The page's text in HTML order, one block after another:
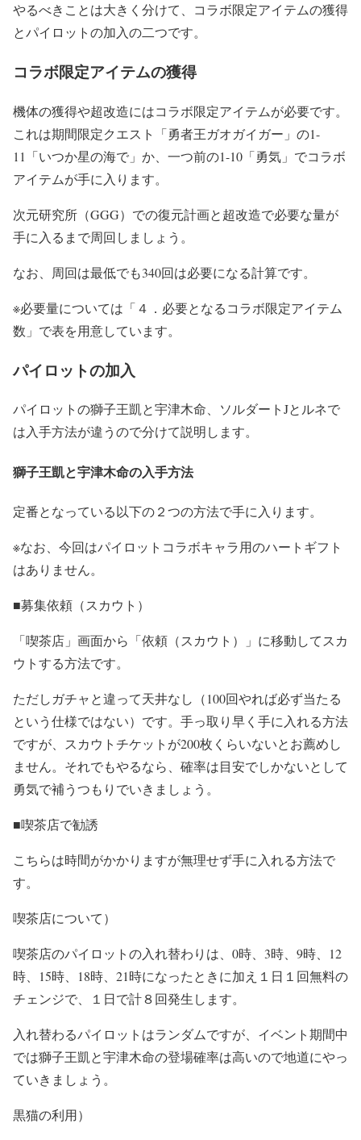
やるべきことは大きく分けて、コラボ限定アイテムの獲得
とパイロットの加入の二つです。
コラボ限定アイテムの獲得
機体の獲得や超改造にはコラボ限定アイテムが必要です。
これは期間限定クエスト「勇者王ガオガイガー」の1-
11「いつか星の海で」か、一つ前の1-10「勇気」でコラボ
アイテムが手に入ります。
次元研究所（GGG）での復元計画と超改造で必要な量が
手に入るまで周回しましょう。
なお、周回は最低でも340回は必要になる計算です。
※必要量については「４．必要となるコラボ限定アイテム
数」で表を用意しています。
パイロットの加入
パイロットの獅子王凱と宇津木命、ソルダートJとルネで
は入手方法が違うので分けて説明します。
獅子王凱と宇津木命の入手方法
定番となっている以下の２つの方法で手に入ります。
※なお、今回はパイロットコラボキャラ用のハートギフト
はありません。
■募集依頼（スカウト）
「喫茶店」画面から「依頼（スカウト）」に移動してスカ
ウトする方法です。
ただしガチャと違って天井なし（100回やれば必ず当たる
という仕様ではない）です。手っ取り早く手に入れる方法
ですが、スカウトチケットが200枚くらいないとお薦めし
ません。それでもやるなら、確率は目安でしかないとして
勇気で補うつもりでいきましょう。
■喫茶店で勧誘
こちらは時間がかかりますが無理せず手に入れる方法で
す。
喫茶店について）
喫茶店のパイロットの入れ替わりは、0時、3時、9時、12
時、15時、18時、21時になったときに加え１日１回無料の
チェンジで、１日で計８回発生します。
入れ替わるパイロットはランダムですが、イベント期間中
では獅子王凱と宇津木命の登場確率は高いので地道にやっ
ていきましょう。
黒猫の利用）